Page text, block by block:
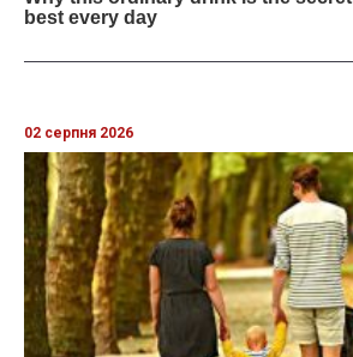
02 серпня 2026